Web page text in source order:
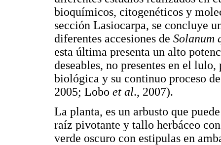
bioquímicos, citogenéticos y
sección Lasiocarpa, se concluye
diferentes accesiones de Solanum
esta última presenta un alto
deseables, no presentes en el
biológica y su continuo proceso
2005; Lobo et al., 2007).
La planta, es un arbusto que
raíz pivotante y tallo herbáceo
verde oscuro con estipulas en